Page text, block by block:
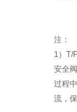
注：
1） T/
安全
过程
流，